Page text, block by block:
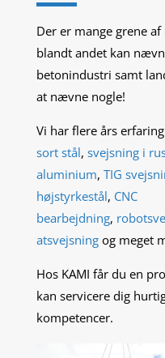
Der er mange grene
blandt andet kan
betonindustri samt
at nævne nogle!
Vi har flere års
sort stål, svejsning i
aluminium, TIG
højstyrkestål, CNC
bearbejdning,
atsvejsning og meget
Hos KAMI får du en
kan servicere dig
kompetencer.